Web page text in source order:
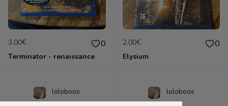
3.00€ 0
Terminator - renaissance
2.00€ 0
Elysium
loloboos loloboos